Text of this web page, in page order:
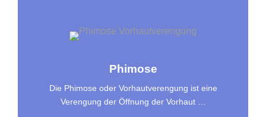
Phimose
Die Phimose oder Vorhautverengung ist eine
Verengung der Öffnung der Vorhaut …